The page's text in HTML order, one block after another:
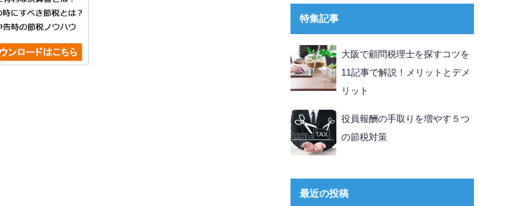
特集記事
大阪で顧問税理士を探すコツを
11記事で解説！メリットとデメ
リット
役員報酬の手取りを増やす５つ
の節税対策
最近の投稿